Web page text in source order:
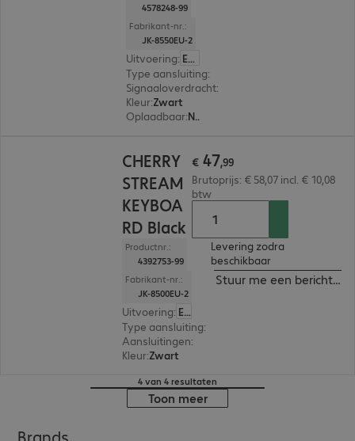
4578248-99
Fabrikant-nr.:
JK-8550EU-2
Uitvoering: Europa (Engels)
Type aansluiting:
Signaaloverdracht:
Kleur:Zwart
Oplaadbaar: Nee
CHERRY
STREAM
KEYBOA
RD Black
Productnr.:
4392753-99
Fabrikant-nr.:
JK-8500EU-2
Uitvoering: Europa (Engels)
Type aansluiting:
Aansluitingen:
Kleur:Zwart
€ 47,99
Brutoprijs: € 58,07 incl. € 10,08
btw
Levering zodra
beschikbaar
Stuur me een bericht
4 van 4 resultaten
Toon meer
Brands.